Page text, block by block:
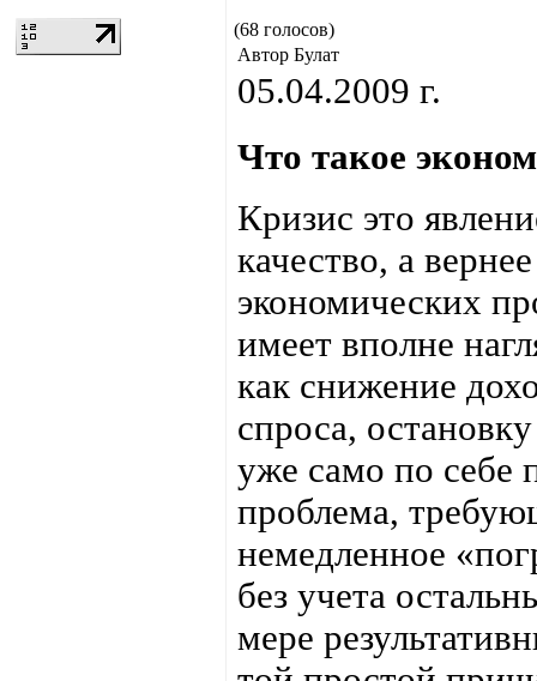
(68 голосов)
Автор Булат
05.04.2009 г.
Что такое
Кризис это
качество, а
экономических
имеет вполне
как снижение
спроса,
уже само по себе
проблема,
немедленное
без учета
мере